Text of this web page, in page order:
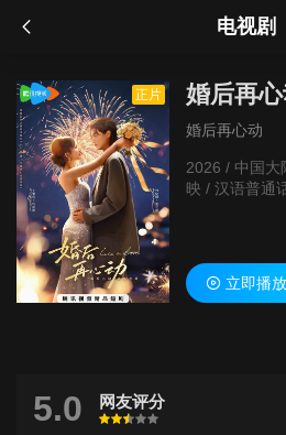
电视剧
正片 婚后再
婚后再心动
2026 / 中国大
映 / 汉语普通
立即播放
5.0 网友评分
很差
较差还行推荐力荐